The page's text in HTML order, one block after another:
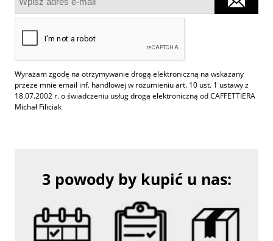
Wyrażam zgodę na otrzymywanie drogą elektroniczną na wskazany
przeze mnie email inf. handlowej w rozumieniu art. 10 ust. 1 ustawy z
18.07.2002 r. o świadczeniu usług drogą elektroniczną od CAFFETTIERA
Michał Filiciak
3 powody by kupić u nas: